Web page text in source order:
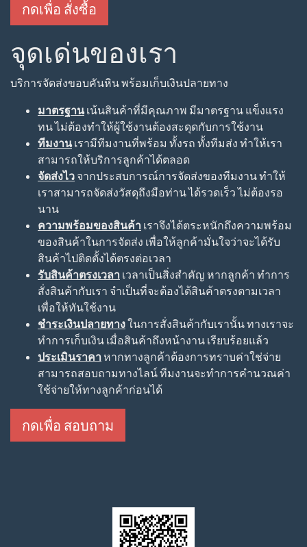
กดเพื่อ สั่งซื้อ
จุดเด่นของเรา
บริการจัดส่งขอบคันหิน พร้อมเก็บเงินปลายทาง
มาตรฐานเน้นสินค้าที่มีคุณภาพ มีมาตรฐาน แข็งแรง
ทน ไม่ต้องทำให้ผู้ใช้งานต้องสะดุดกับการใช้งาน
ทีมงานเรามีทีมงานที่พร้อม ทั้งรถ ทั้งทีมส่ง ทำให้เรา
สามารถให้บริการลูกค้าได้ตลอด
จัดส่งไว จากประสบการณ์การจัดส่งของทีมงาน ทำให้
เราสามารถจัดส่งวัสดุถึงมือท่าน ได้รวดเร็ว ไม่ต้องรอ
นาน
ความพร้อมของสินค้า เราจึงได้ตระหนักถึงความพร้อม
ของสินค้าในการจัดส่ง เพื่อให้ลูกค้ามั่นใจว่าจะได้รับ
สินค้าไปติดตั้งได้ตรงต่อเวลา
รับสินค้าตรงเวลา เวลาเป็นสิ่งสำคัญ หากลูกค้า ทำการ
สั่งสินค้ากับเรา จำเป็นที่จะต้องได้สินค้าตรงตามเวลา
เพื่อให้ทันใช้งาน
ชำระเงินปลายทางในการสั่งสินค้ากับเรานั้น ทางเราจะ
ทำการเก็บเงิน เมื่อสินค้าถึงหน้างาน เรียบร้อยแล้ว
ประเมินราคา หากทางลูกค้าต้องการทราบค่าใช่จ่าย
สามารถสอบถามทางไลน์ ทีมงานจะทำการคำนวณค่า
ใช้จ่ายให้ทางลูกค้าก่อนได้
กดเพื่อ สอบถาม